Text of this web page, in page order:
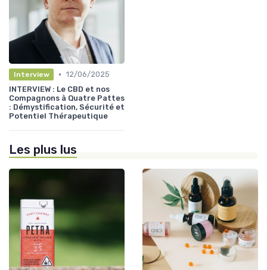
Interview • 12/06/2025
INTERVIEW : Le CBD et nos
Compagnons à Quatre Pattes
: Démystification, Sécurité et
Potentiel Thérapeutique
Les plus lus